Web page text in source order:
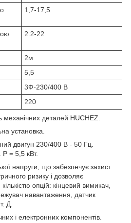
1,7-17,5
2.2-22
2м
5,5
3Ф-230/400 В
220
механічних деталей HUCHEZ.
установка.
двигун 230/400 В - 50 Гц.
P = 5,5 кВт.
напруги, що забезпечує захист
ризику і дозволяє
опцій: кінцевий вимикач,
навантаження, датчик
Д.
і електронних компонентів.